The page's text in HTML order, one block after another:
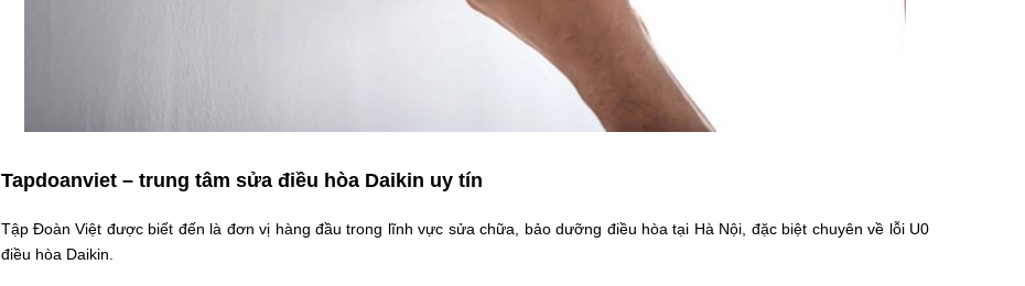
Tapdoanviet – trung tâm sửa điều hòa Daikin uy tín
Tập Đoàn Việt được biết đến là đơn vị hàng đầu trong lĩnh vực sửa chữa, bảo dưỡng điều hòa tại Hà Nội, đặc biệt chuyên về lỗi U0
điều hòa Daikin.